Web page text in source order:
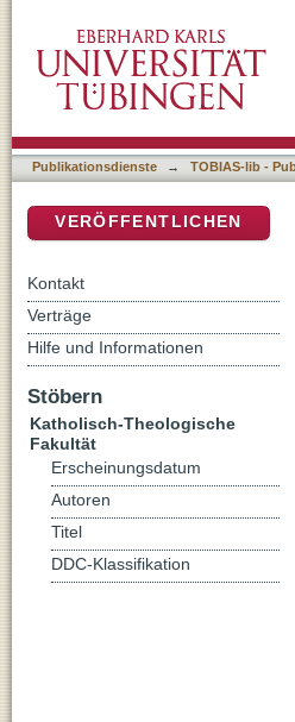
Publikationsdienste → TOBIAS-lib -
VERÖFFENTLICHEN
Kontakt
Verträge
Hilfe und Informationen
Stöbern
Katholisch-Theologische
Fakultät
Erscheinungsdatum
Autoren
Titel
DDC-Klassifikation